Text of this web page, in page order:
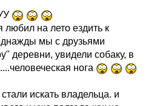
любил на лето ездить к
мы с друзьями
деревни, увидели собаку, в
нога
искать владельца. и